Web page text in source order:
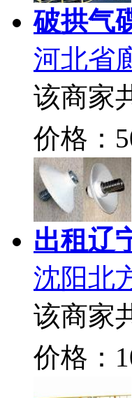
破拱气
河北省
该商家
价格：
出租辽
沈阳北
该商家
价格：